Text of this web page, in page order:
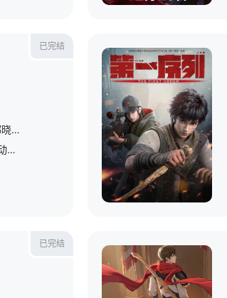
已完结
璞 曹云图 / 张磊 / 赵毅 / 齐斯伽
兵王王胜穿越千绝地后，来到以“内城不能动手，外城不能杀人”为铁则的无忧城中。通过发展卤肉生意，成功走上逆袭。好景不长，他隐姓埋名，最终还是暴露了身份。而他“元魂晋级”的秘密被五大家觊觎，一场王胜与五大
已完结